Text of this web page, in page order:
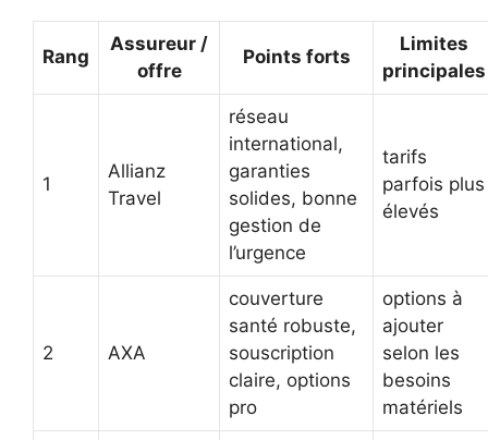
Rang
Assureur /
offre
Points forts
Limites
principales
1
Allianz
Travel
réseau
international,
garanties
solides, bonne
gestion de
l’urgence
tarifs
parfois plus
élevés
2 AXA
couverture
santé robuste,
souscription
claire, options
pro
options à
ajouter
selon les
besoins
matériels